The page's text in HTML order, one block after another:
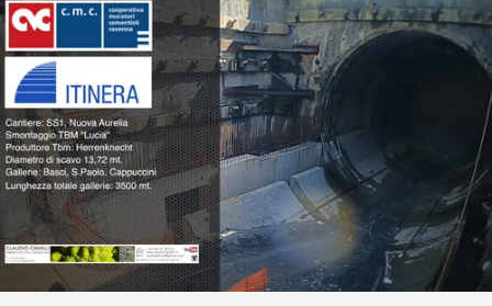
ス
プ
ゲ
シ
ョ
ン